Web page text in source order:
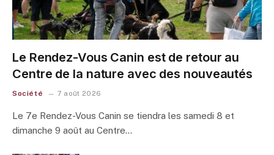
Le Rendez-Vous Canin est de retour au
Centre de la nature avec des nouveautés
Société 7 août 2026
Le 7e Rendez-Vous Canin se tiendra les samedi 8 et
dimanche 9 août au Centre…